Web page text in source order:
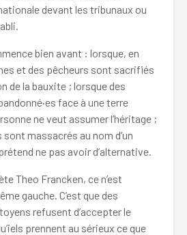
devant les tribunaux ou
bien avant : lorsque, en
et des pêcheurs sont sacrifiés
de la bauxite ; lorsque des
face à une terre
ne veut assumer l’héritage ;
massacrés au nom d’un
ne pas avoir d’alternative.
Theo Francken, ce n’est
gauche. C’est que des
refusent d’accepter le
prennent au sérieux ce que